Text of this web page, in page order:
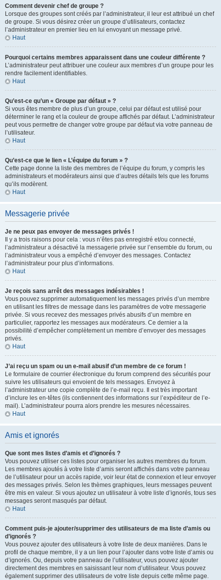
Comment devenir chef de groupe ?
Lorsque des groupes sont créés par l’administrateur, il leur est attribué un chef
de groupe. Si vous désirez créer un groupe d’utilisateurs, contactez
l’administrateur en premier lieu en lui envoyant un message privé.
Haut
Pourquoi certains membres apparaissent dans une couleur différente ?
L’administrateur peut attribuer une couleur aux membres d’un groupe pour les
rendre facilement identifiables.
Haut
Qu’est-ce qu’un « Groupe par défaut » ?
Si vous êtes membre de plus d’un groupe, celui par défaut est utilisé pour
déterminer le rang et la couleur de groupe affichés par défaut. L’administrateur
peut vous permettre de changer votre groupe par défaut via votre panneau de
l’utilisateur.
Haut
Qu’est-ce que le lien « L’équipe du forum » ?
Cette page donne la liste des membres de l’équipe du forum, y compris les
administrateurs et modérateurs ainsi que d’autres détails tels que les forums
qu’ils modèrent.
Haut
Messagerie privée
Je ne peux pas envoyer de messages privés !
Il y a trois raisons pour cela : vous n’êtes pas enregistré et/ou connecté,
l’administrateur a désactivé la messagerie privée sur l’ensemble du forum, ou
l’administrateur vous a empêché d’envoyer des messages. Contactez
l’administrateur pour plus d’informations.
Haut
Je reçois sans arrêt des messages indésirables !
Vous pouvez supprimer automatiquement les messages privés d’un membre
en utilisant les filtres de message dans les paramètres de votre messagerie
privée. Si vous recevez des messages privés abusifs d’un membre en
particulier, rapportez les messages aux modérateurs. Ce dernier a la
possibilité d’empêcher complètement un membre d’envoyer des messages
privés.
Haut
J’ai reçu un spam ou un e-mail abusif d’un membre de ce forum !
Le formulaire de courrier électronique du forum comprend des sécurités pour
suivre les utilisateurs qui envoient de tels messages. Envoyez à
l’administrateur une copie complète de l’e-mail reçu. Il est très important
d’inclure les en-têtes (ils contiennent des informations sur l’expéditeur de l’e-
mail). L’administrateur pourra alors prendre les mesures nécessaires.
Haut
Amis et ignorés
Que sont mes listes d’amis et d’ignorés ?
Vous pouvez utiliser ces listes pour organiser les autres membres du forum.
Les membres ajoutés à votre liste d’amis seront affichés dans votre panneau
de l’utilisateur pour un accès rapide, voir leur état de connexion et leur envoyer
des messages privés. Selon les thèmes graphiques, leurs messages peuvent
être mis en valeur. Si vous ajoutez un utilisateur à votre liste d’ignorés, tous ses
messages seront masqués par défaut.
Haut
Comment puis-je ajouter/supprimer des utilisateurs de ma liste d’amis ou
d’ignorés ?
Vous pouvez ajouter des utilisateurs à votre liste de deux manières. Dans le
profil de chaque membre, il y a un lien pour l’ajouter dans votre liste d’amis ou
d’ignorés. Ou, depuis votre panneau de l’utilisateur, vous pouvez ajouter
directement des membres en saisissant leur nom d’utilisateur. Vous pouvez
également supprimer des utilisateurs de votre liste depuis cette même page.